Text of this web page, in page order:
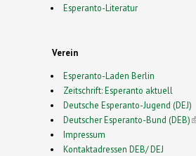
Esperanto-Literatur
Verein
Esperanto-Laden Berlin
Zeitschrift: Esperanto aktuell
Deutsche Esperanto-Jugend (DEJ)
Deutscher Esperanto-Bund (DEB)
Impressum
Kontaktadressen DEB/ DEJ